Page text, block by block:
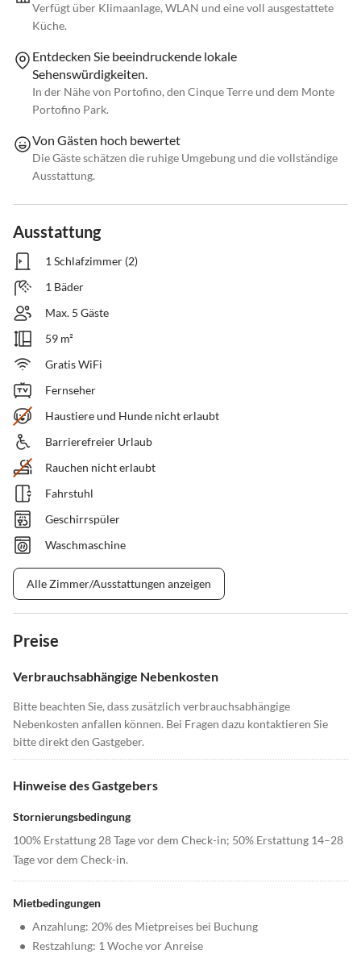
Verfügt über Klimaanlage, WLAN und eine voll ausgestattete
Küche.
Entdecken Sie beeindruckende lokale
Sehenswürdigkeiten.
In der Nähe von Portofino, den Cinque Terre und dem Monte
Portofino Park.
Von Gästen hoch bewertet
Die Gäste schätzen die ruhige Umgebung und die vollständige
Ausstattung.
Ausstattung
1 Schlafzimmer (2)
1 Bäder
Max. 5 Gäste
59 m²
Gratis WiFi
Fernseher
Haustiere und Hunde nicht erlaubt
Barrierefreier Urlaub
Rauchen nicht erlaubt
Fahrstuhl
Geschirrspüler
Waschmaschine
Alle Zimmer/Ausstattungen anzeigen
Preise
Verbrauchsabhängige Nebenkosten
Bitte beachten Sie, dass zusätzlich verbrauchsabhängige
Nebenkosten anfallen können. Bei Fragen dazu kontaktieren Sie
bitte direkt den Gastgeber.
Hinweise des Gastgebers
Stornierungsbedingung
100% Erstattung 28 Tage vor dem Check-in; 50% Erstattung 14–28
Tage vor dem Check-in.
Mietbedingungen
• Anzahlung: 20% des Mietpreises bei Buchung
• Restzahlung: 1 Woche vor Anreise